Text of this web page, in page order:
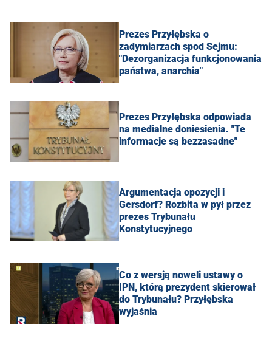
Prezes Przyłębska o
zadymiarzach spod Sejmu:
"Dezorganizacja funkcjonowania
państwa, anarchia"
Prezes Przyłębska odpowiada
na medialne doniesienia. "Te
informacje są bezzasadne"
Argumentacja opozycji i
Gersdorf? Rozbita w pył przez
prezes Trybunału
Konstytucyjnego
Co z wersją noweli ustawy o
IPN, którą prezydent skierował
do Trybunału? Przyłębska
wyjaśnia